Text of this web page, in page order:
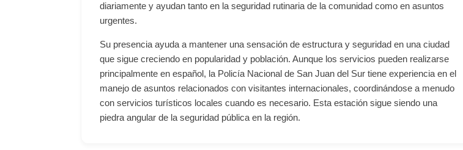
diariamente y ayudan tanto en la seguridad rutinaria de la comunidad como en asuntos
urgentes.
Su presencia ayuda a mantener una sensación de estructura y seguridad en una ciudad
que sigue creciendo en popularidad y población. Aunque los servicios pueden realizarse
principalmente en español, la Policía Nacional de San Juan del Sur tiene experiencia en el
manejo de asuntos relacionados con visitantes internacionales, coordinándose a menudo
con servicios turísticos locales cuando es necesario. Esta estación sigue siendo una
piedra angular de la seguridad pública en la región.